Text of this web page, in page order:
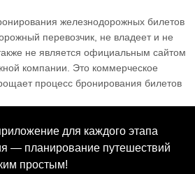
железнодорожных билетов
перевозчик, не владеет и не
не является официальным сайтом
компании. Это коммерческое
процесс бронирования билетов
для каждого этапа
— планирование путешествий
простым!